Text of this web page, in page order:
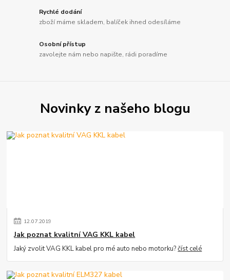
Rychlé dodání
zboží máme skladem, balíček ihned odesíláme
Osobní přístup
zavolejte nám nebo napište, rádi poradíme
Novinky z našeho blogu
12.07.2019
Jak poznat kvalitní VAG KKL kabel
Jaký zvolit VAG KKL kabel pro mé auto nebo motorku?číst celé